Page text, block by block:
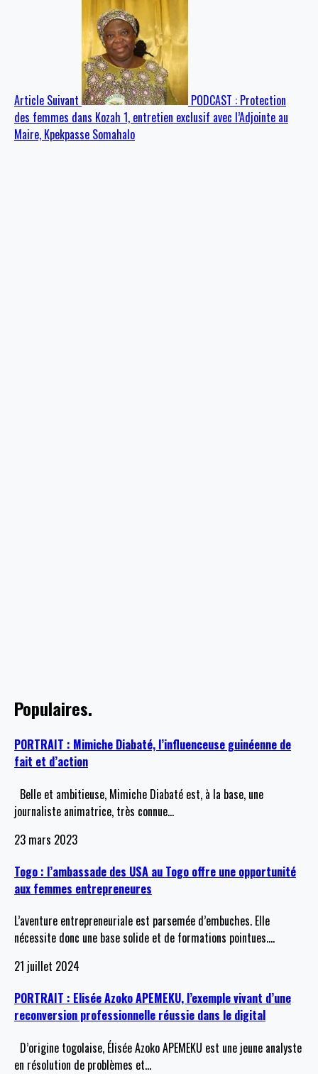
Article Suivant
PODCAST : Protection
des femmes dans Kozah 1, entretien exclusif avec l’Adjointe au
Maire, Kpekpasse Somahalo
Populaires.
PORTRAIT : Mimiche Diabaté, l’influenceuse guinéenne de
fait et d’action
Belle et ambitieuse, Mimiche Diabaté est, à la base, une
journaliste animatrice, très connue…
23 mars 2023
Togo : l’ambassade des USA au Togo offre une opportunité
aux femmes entrepreneures
L’aventure entrepreneuriale est parsemée d’embuches. Elle
nécessite donc une base solide et de formations pointues.…
21 juillet 2024
PORTRAIT : Elisée Azoko APEMEKU, l’exemple vivant d’une
reconversion professionnelle réussie dans le digital
D’origine togolaise, Élisée Azoko APEMEKU est une jeune analyste
en résolution de problèmes et…